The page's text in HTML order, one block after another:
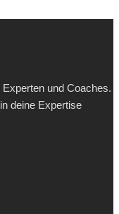
und Coaches.
deine Expertise